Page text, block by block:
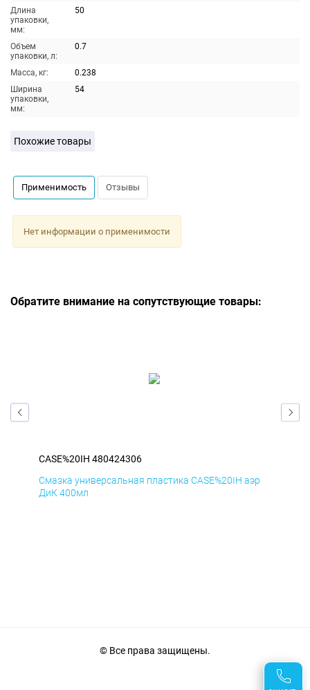
Длина
упаковки,
мм:
50
Объем
упаковки, л:
0.7
Масса, кг:
0.238
Ширина
упаковки,
мм:
54
Похожие товары
Применимость Отзывы
Нет информации о применимости
Обратите внимание на сопутствующие товары:
CASE%20IH 480424306
Смазка универсальная пластика CASE%20IH аэр
ДиК 400мл
© Все права защищены.